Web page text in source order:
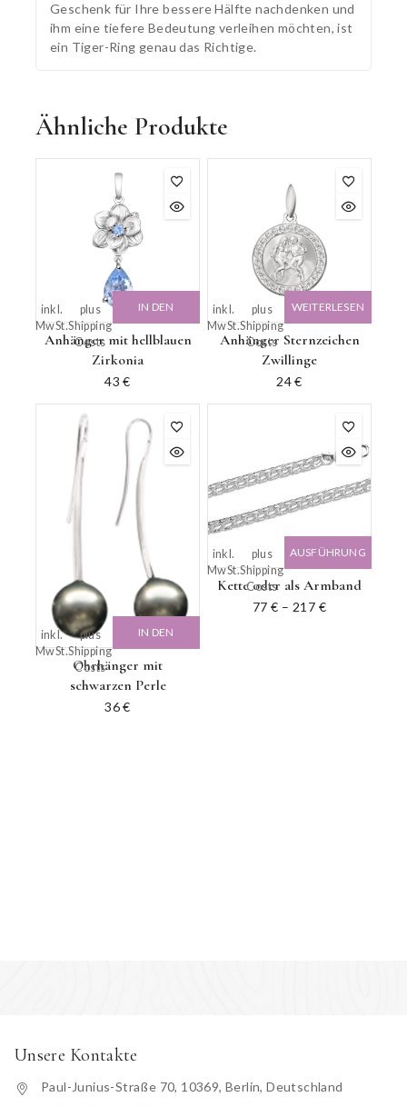
Geschenk für Ihre bessere Hälfte nachdenken und
ihm eine tiefere Bedeutung verleihen möchten, ist
ein Tiger-Ring genau das Richtige.
Ähnliche Produkte
Anhänger mit hellblauen
Zirkonia
43€
inkl.
MwSt.
plus
Shipping
Costs
IN DEN
Anhänger Sternzeichen
Zwillinge
24€
inkl.
MwSt.
plus
Shipping
Costs
WEITERLESEN
Ohrhänger mit
schwarzen Perle
36€
inkl.
MwSt.
plus
Shipping
Costs
IN DEN
Kette oder als Armband
77€ – 217 €
inkl.
MwSt.
plus
Shipping
Costs
AUSFÜHRUNG
Unsere Kontakte
Paul-Junius-Straße 70, 10369, Berlin, Deutschland